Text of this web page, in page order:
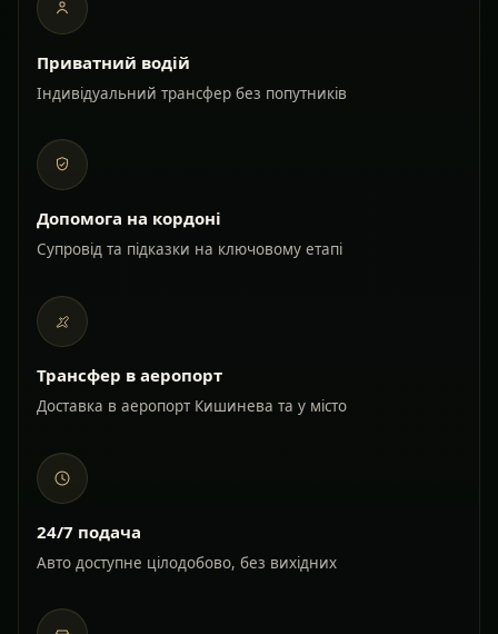
Приватний водій
Індивідуальний трансфер без попутників
Допомога на кордоні
Супровід та підказки на ключовому етапі
Трансфер в аеропорт
Доставка в аеропорт Кишинева та у місто
24/7 подача
Авто доступне цілодобово, без вихідних